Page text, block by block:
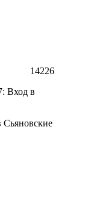
14226
Сьяновские